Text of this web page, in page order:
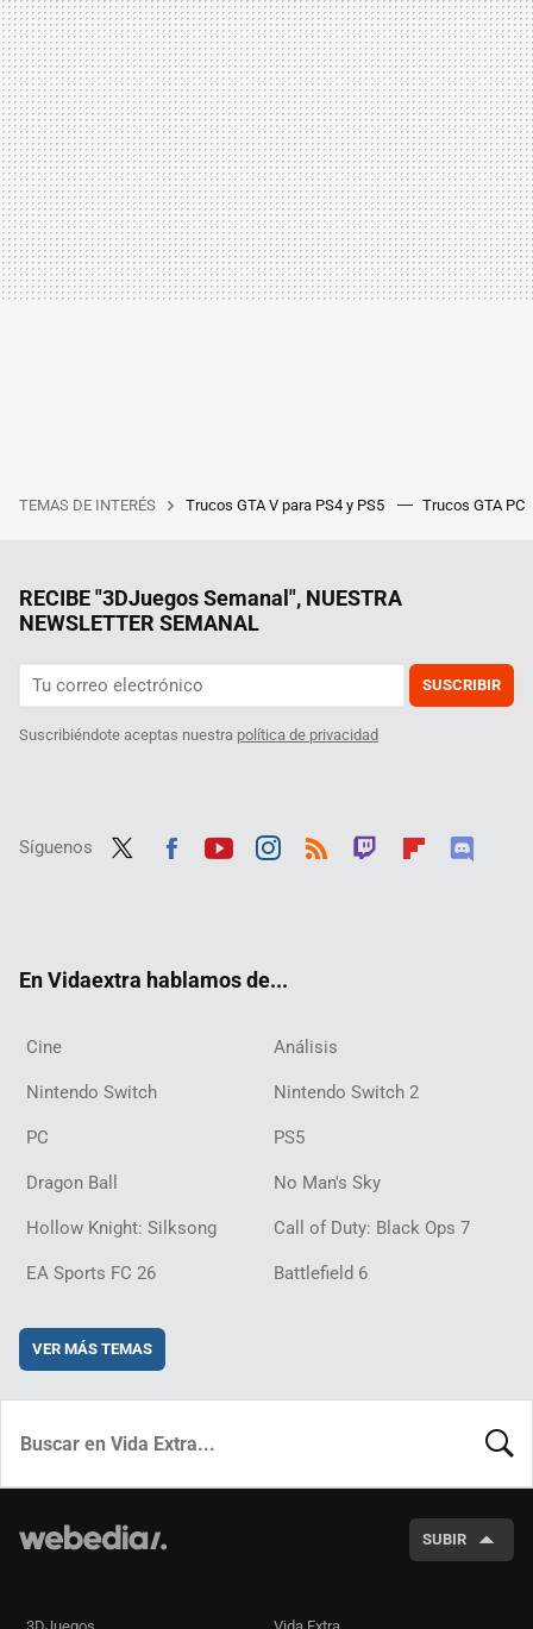
TEMAS DE INTERÉS Trucos GTA V para PS4 y PS5 Trucos GTA PC
RECIBE "3DJuegos Semanal", NUESTRA
NEWSLETTER SEMANAL
SUSCRIBIR
Suscribiéndote aceptas nuestra política de privacidad
Síguenos
En Vidaextra hablamos de...
Cine Análisis
Nintendo Switch Nintendo Switch 2
PC PS5
Dragon Ball No Man's Sky
Hollow Knight: Silksong Call of Duty: Black Ops 7
EA Sports FC 26 Battlefield 6
VER MÁS TEMAS
SUBIR